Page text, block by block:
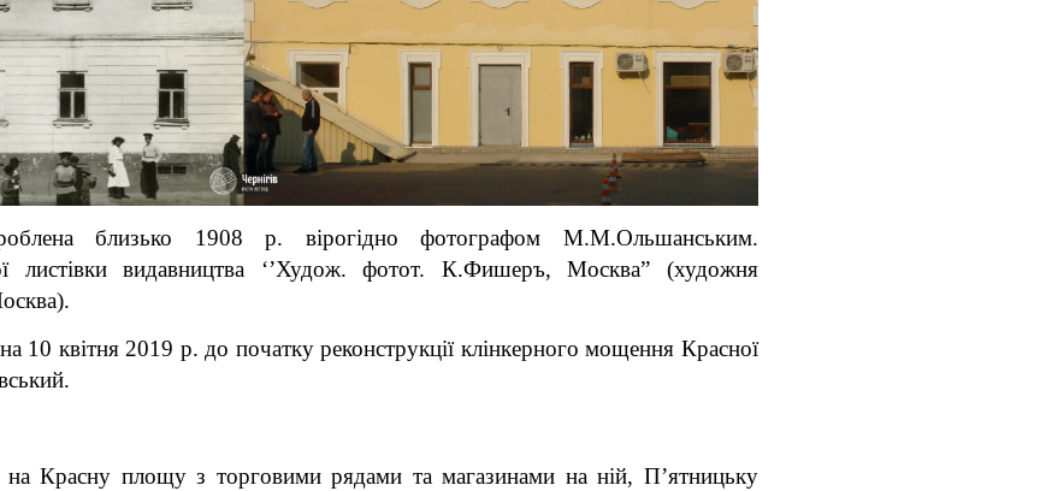
близько 1908 р. вірогідно фотографом М.М.Ольшанським.
листівки видавництва ‘’Худож. фотот. К.Фишеръ, Москва” (художня
10 квітня 2019 р. до початку реконструкції клінкерного мощення Красної
Красну площу з торговими рядами та магазинами на ній, П’ятницьку